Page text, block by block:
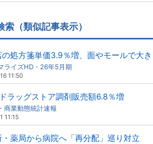
索（類似記事表示）
の処方箋単価3.9％増、面やモールで大
ライズHD・26年5月期
11:50
ラッグストア調剤販売額6.8％増
商業動態統計速報
11:15
薬局から病院へ「再分配」巡り対立